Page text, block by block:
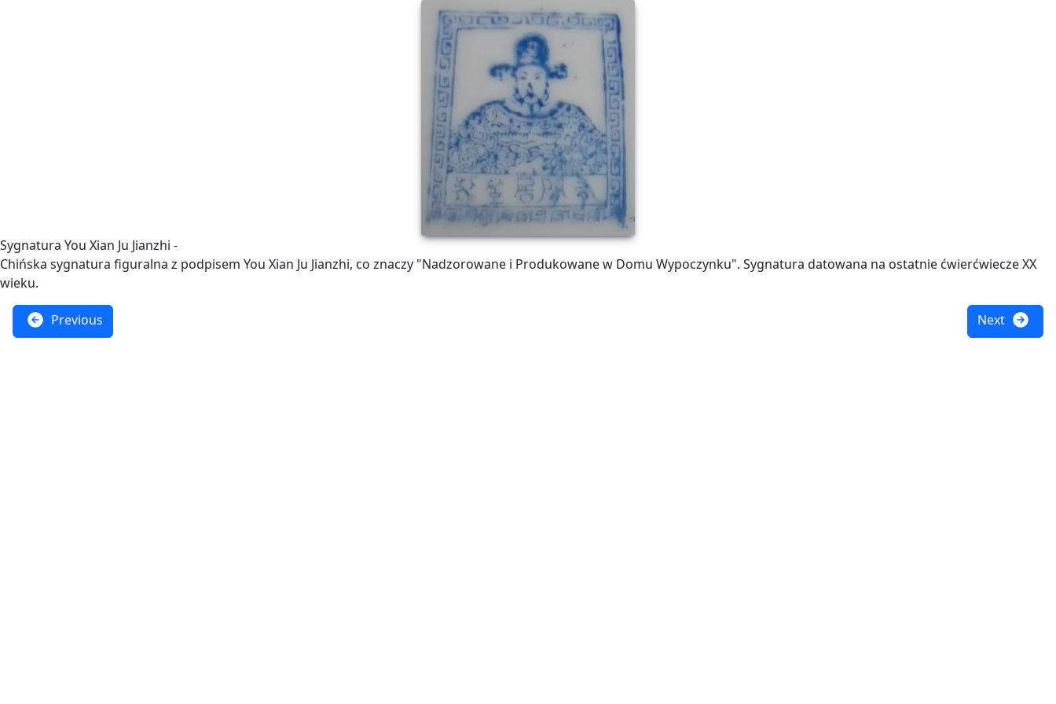
Sygnatura You Xian Ju Jianzhi -
Chińska sygnatura figuralna z podpisem You Xian Ju Jianzhi, co znaczy "Nadzorowane i Produkowane w Domu Wypoczynku". Sygnatura datowana na ostatnie ćwierćwiecze XX
wieku.
Previous Next